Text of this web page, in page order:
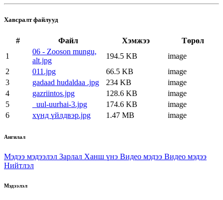
Хавсралт файлууд
# Файл Хэмжээ
Төрөл
1
06 - Zooson mungu,
alt.jpg
194.5 KB
image
2
011.jpg 66.5 KB
image
3
gadaad hudaldaa .jpg 234 KB
image
4
gazriintos.jpg 128.6 KB
image
5
_uul-uurhai-3.jpg 174.6 KB
image
6
хүнд үйлдвэр.jpg 1.47 MB image
Ангилал
Мэдээ мэдээлэл Зарлал Ханш үнэ Видео мэдээ Видео мэдээ
Нийтлэл
Мэдээлэл